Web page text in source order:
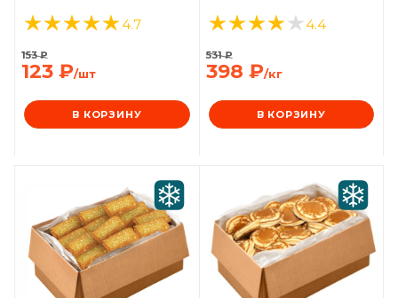
4.7
123 ₽/шт
153₽
В КОРЗИНУ
4.4
398 ₽/кг
531₽
В КОРЗИНУ